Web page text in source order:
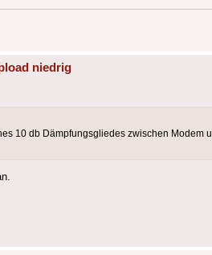
niedrig
10 db Dämpfungsgliedes zwischen